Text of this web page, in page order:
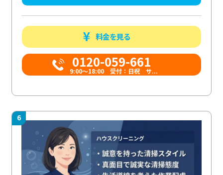
料金を見る
0120-059-661
9:00〜18:00 受付：日祝 サ...
6